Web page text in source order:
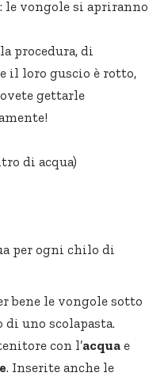
le vongole si apriranno
procedura, di
il loro guscio è rotto,
gettarle
di acqua)
per ogni chilo di
bene le vongole sotto
di uno scolapasta.
con l’acqua e
. Inserite anche le